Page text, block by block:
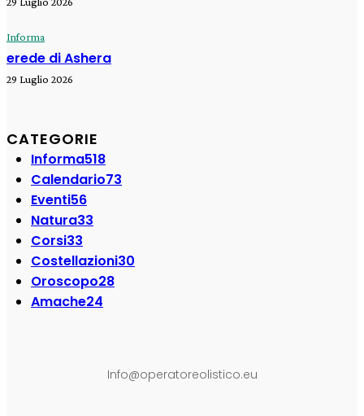
Informa
erede di Ashera
29 Luglio 2026
CATEGORIE
Informa518
Calendario73
Eventi56
Natura33
Corsi33
Costellazioni30
Oroscopo28
Amache24
Info@operatoreolistico.eu